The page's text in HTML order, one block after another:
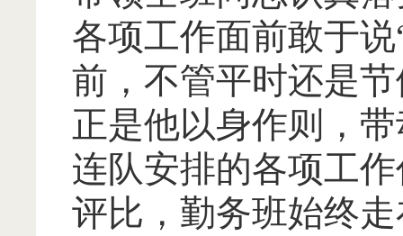
各项工作面前敢于说
前，不管平时还是
正是他以身作则，
连队安排的各项工
评比，勤务班始终